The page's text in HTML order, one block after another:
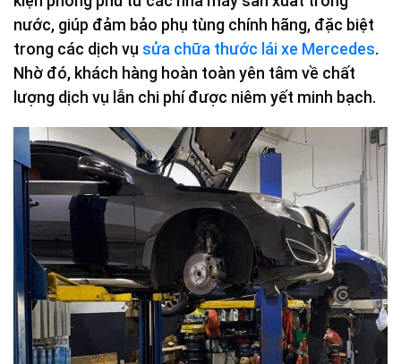
nước, giúp đảm bảo phụ tùng chính hãng, đặc biệt
trong các dịch vụ sửa chữa thước lái xe Mercedes.
Nhờ đó, khách hàng hoàn toàn yên tâm về chất
lượng dịch vụ lẫn chi phí được niêm yết minh bạch.